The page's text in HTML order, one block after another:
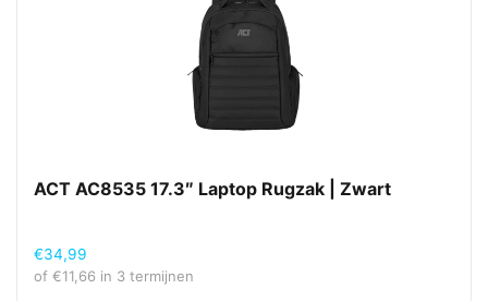
ACT AC8535 17.3″ Laptop Rugzak | Zwart
€34,99
of €11,66 in 3 termijnen